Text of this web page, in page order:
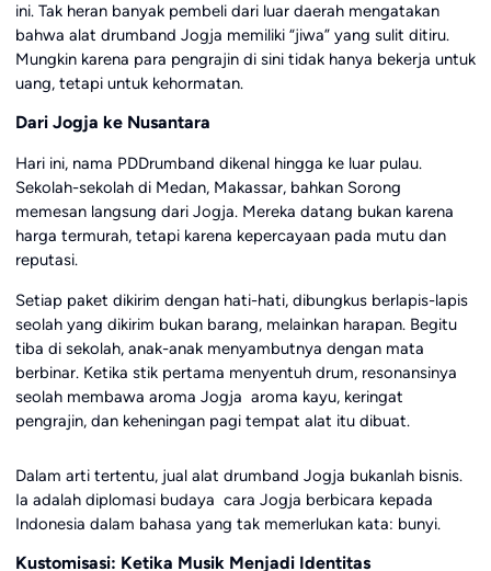
ini. Tak heran banyak pembeli dari luar daerah mengatakan
bahwa alat drumband Jogja memiliki “jiwa” yang sulit ditiru.
Mungkin karena para pengrajin di sini tidak hanya bekerja untuk
uang, tetapi untuk kehormatan.
Dari Jogja ke Nusantara
Hari ini, nama PDDrumband dikenal hingga ke luar pulau.
Sekolah-sekolah di Medan, Makassar, bahkan Sorong
memesan langsung dari Jogja. Mereka datang bukan karena
harga termurah, tetapi karena kepercayaan pada mutu dan
reputasi.
Setiap paket dikirim dengan hati-hati, dibungkus berlapis-lapis
seolah yang dikirim bukan barang, melainkan harapan. Begitu
tiba di sekolah, anak-anak menyambutnya dengan mata
berbinar. Ketika stik pertama menyentuh drum, resonansinya
seolah membawa aroma Jogja aroma kayu, keringat
pengrajin, dan keheningan pagi tempat alat itu dibuat.
Dalam arti tertentu, jual alat drumband Jogja bukanlah bisnis.
Ia adalah diplomasi budaya cara Jogja berbicara kepada
Indonesia dalam bahasa yang tak memerlukan kata: bunyi.
Kustomisasi: Ketika Musik Menjadi Identitas